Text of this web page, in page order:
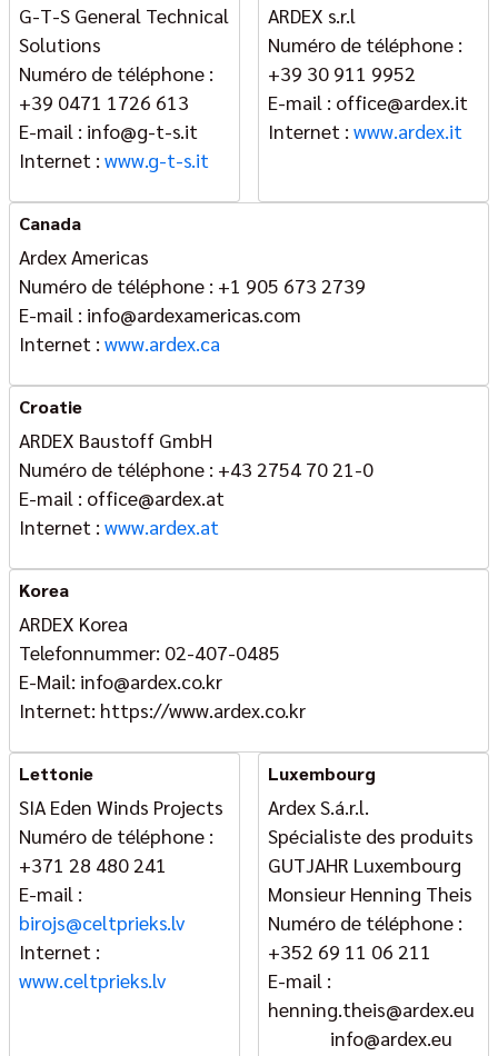
G-T-S General Technical
Solutions
Numéro de téléphone :
+39 0471 1726 613
E-mail : info@g-t-s.it
Internet : www.g-t-s.it
ARDEX s.r.l
Numéro de téléphone :
+39 30 911 9952
E-mail : office@ardex.it
Internet : www.ardex.it
Canada
Ardex Americas
Numéro de téléphone : +1 905 673 2739
E-mail : info@ardexamericas.com
Internet : www.ardex.ca
Croatie
ARDEX Baustoff GmbH
Numéro de téléphone : +43 2754 70 21-0
E-mail : office@ardex.at
Internet : www.ardex.at
Korea
ARDEX Korea
Telefonnummer: 02-407-0485
E-Mail: info@ardex.co.kr
Internet: https://www.ardex.co.kr
Lettonie
SIA Eden Winds Projects
Numéro de téléphone :
+371 28 480 241
E-mail :
birojs@celtprieks.lv
Internet :
www.celtprieks.lv
Luxembourg
Ardex S.á.r.l.
Spécialiste des produits
GUTJAHR Luxembourg
Monsieur Henning Theis
Numéro de téléphone :
+352 69 11 06 211
E-mail :
henning.theis@ardex.eu
info@ardex.eu